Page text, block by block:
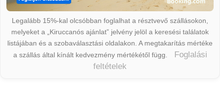
Legalább 15%-kal olcsóbban foglalhat a résztvevő szállásokon,
melyeket a „Kiruccanós ajánlat” jelvény jelöl a keresési találatok
listájában és a szobaválasztási oldalakon. A megtakarítás mértéke
a szállás által kínált kedvezmény mértékétől függ.
Foglalási
feltételek